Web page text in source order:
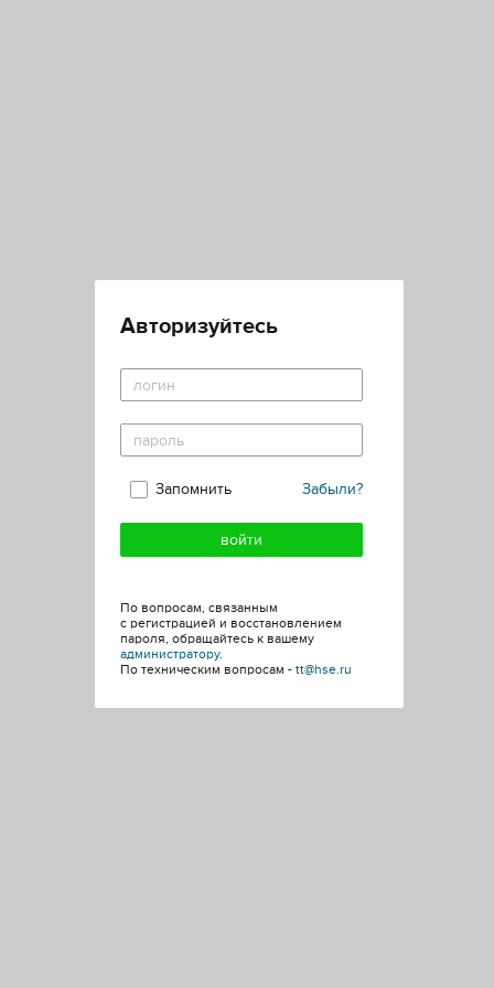
Авторизуйтесь
Забыли?
Запомнить
По вопросам, связанным
с регистрацией и восстановлением
пароля, обращайтесь к вашему
администратору.
По техническим вопросам - tt@hse.ru